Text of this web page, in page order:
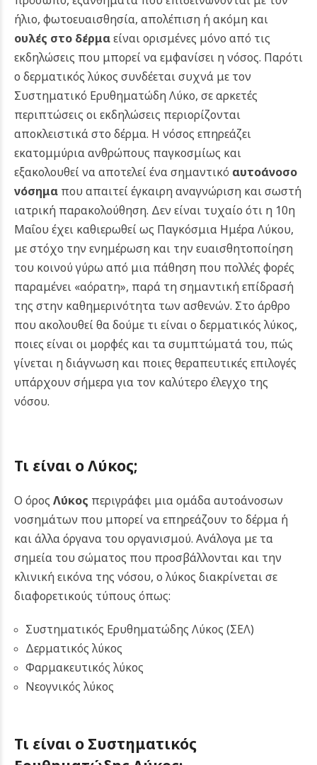
ήλιο, φωτοευαισθησία, απολέπιση ή ακόμη και
ουλές στο δέρμαείναι ορισμένες μόνο από τις
εκδηλώσεις που μπορεί να εμφανίσει η νόσος. Παρότι
ο δερματικός λύκος συνδέεται συχνά με τον
Συστηματικό Ερυθηματώδη Λύκο, σε αρκετές
περιπτώσεις οι εκδηλώσεις περιορίζονται
αποκλειστικά στο δέρμα. Η νόσος επηρεάζει
εκατομμύρια ανθρώπους παγκοσμίως και
εξακολουθεί να αποτελεί ένα σημαντικό αυτοάνοσο
νόσημα που απαιτεί έγκαιρη αναγνώριση και σωστή
ιατρική παρακολούθηση. Δεν είναι τυχαίο ότι η 10η
Μαΐου έχει καθιερωθεί ως Παγκόσμια Ημέρα Λύκου,
με στόχο την ενημέρωση και την ευαισθητοποίηση
του κοινού γύρω από μια πάθηση που πολλές φορές
παραμένει «αόρατη», παρά τη σημαντική επίδρασή
της στην καθημερινότητα των ασθενών. Στο άρθρο
που ακολουθεί θα δούμε τι είναι ο δερματικός λύκος,
ποιες είναι οι μορφές και τα συμπτώματά του, πώς
γίνεται η διάγνωση και ποιες θεραπευτικές επιλογές
υπάρχουν σήμερα για τον καλύτερο έλεγχο της
νόσου.
Τι είναι ο Λύκος;
Ο όρος Λύκος περιγράφει μια ομάδα αυτοάνοσων
νοσημάτων που μπορεί να επηρεάζουν το δέρμα ή
και άλλα όργανα του οργανισμού. Ανάλογα με τα
σημεία του σώματος που προσβάλλονται και την
κλινική εικόνα της νόσου, ο λύκος διακρίνεται σε
διαφορετικούς τύπους όπως:
Συστηματικός Ερυθηματώδης Λύκος (ΣΕΛ)
Δερματικός λύκος
Φαρμακευτικός λύκος
Νεογνικός λύκος
Τι είναι ο Συστηματικός